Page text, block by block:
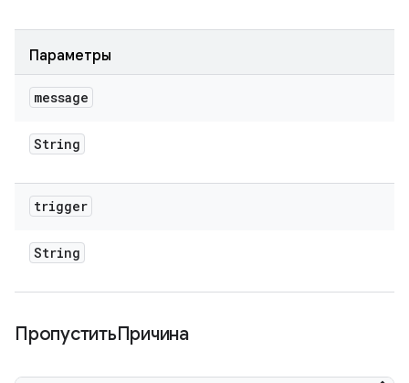
Параметры
message
String
trigger
String
ПропуститьПричина